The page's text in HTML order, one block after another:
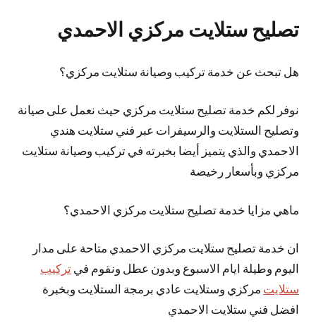
تصليح ستلايت مركزي الاحمدي
هل تبحث عن خدمة تركيب وصيانة ستلايت مركزي؟
نوفر لكم خدمة تصليح ستلايت مركزي حيث نعمل على صيانة
وتصليح الستلايت والرسيفرات عبر فني ستلايت هندي
الاحمدي والذي يتميز أيضا بخبرته في تركيب وصيانة ستلايت
مركزي وبأسعار رخيصة
ماهي مزايا خدمة تصليح ستلايت مركزي الاحمدي؟
ان خدمة تصليح ستلايت مركزي الاحمدي متاحة على مدار
اليوم وطيلة ايام الاسبوع وبدون عطل ونقوم في تركيب
ستلايت مركزي وستلايت عادي برمجة الستلايت وبخبرة
افضل فني ستلايت الاحمدي